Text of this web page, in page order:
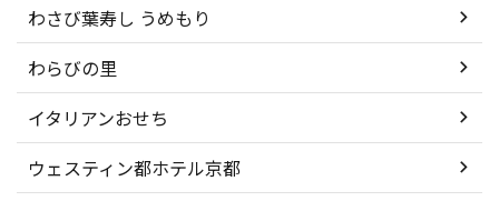
わさび葉寿し うめもり
わらびの里
イタリアンおせち
ウェスティン都ホテル京都